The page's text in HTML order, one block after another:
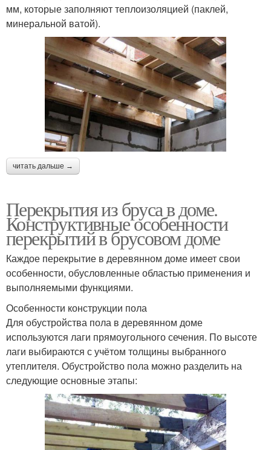
мм, которые заполняют теплоизоляцией (паклей,
минеральной ватой).
читать дальше →
Перекрытия из бруса в доме.
Конструктивные особенности
перекрытий в брусовом доме
Каждое перекрытие в деревянном доме имеет свои
особенности, обусловленные областью применения и
выполняемыми функциями.
Особенности конструкции пола
Для обустройства пола в деревянном доме
используются лаги прямоугольного сечения. По высоте
лаги выбираются с учётом толщины выбранного
утеплителя. Обустройство пола можно разделить на
следующие основные этапы: